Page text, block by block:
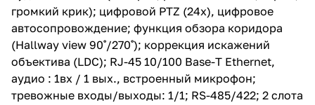
автосопровождение; функция
обзора коридора (Hallway view
90˚/270˚); коррекция искажений
объектива (LDC); RJ-45 10/100
Base-T Ethernet, аудио : 1вх / 1
вых., встроенный микрофон;
тревожные входы/выходы: 1/1;
RS-485/422; 2 слота для карт
громкий крик); цифровой PTZ (24х), цифровое
автосопровождение; функция обзора коридора
(Hallway view 90˚/270˚); коррекция искажений
объектива (LDC); RJ-45 10/100 Base-T Ethernet,
аудио : 1вх / 1 вых., встроенный микрофон;
тревожные входы/выходы: 1/1; RS-485/422; 2 слота